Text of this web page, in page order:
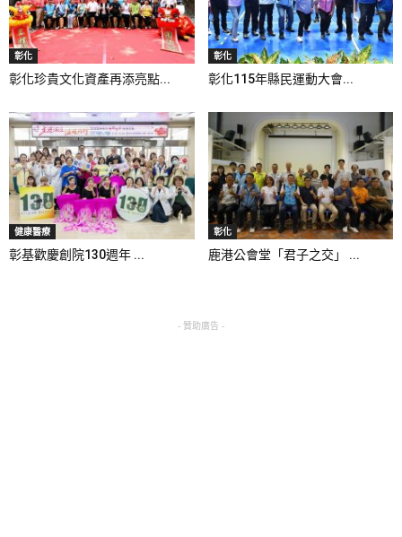
彰化
彰化珍貴文化資產再添亮點...
彰化
彰化115年縣民運動大會...
健康醫療
彰基歡慶創院130週年 ...
彰化
鹿港公會堂「君子之交」 ...
- 贊助廣告 -